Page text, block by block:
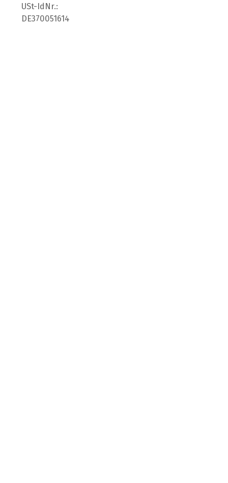
USt-IdNr.:
DE370051614